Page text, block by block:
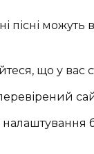
пісні
що у вас
налаштування